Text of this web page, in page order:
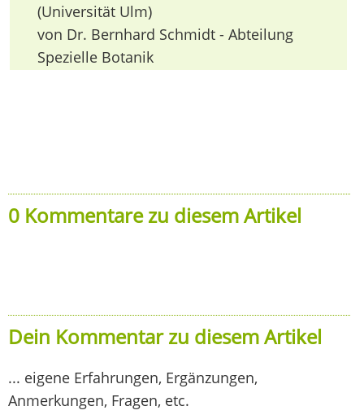
(Universität Ulm)
von Dr. Bernhard Schmidt - Abteilung
Spezielle Botanik
0 Kommentare zu diesem Artikel
Dein Kommentar zu diesem Artikel
... eigene Erfahrungen, Ergänzungen,
Anmerkungen, Fragen, etc.